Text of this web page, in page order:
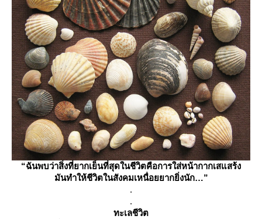
“ฉันพบว่าสิ่งที่ยากเย็นที่สุดในชีวิตคือการใส่หน้ากากเสแสร้ง
มันทำให้ชีวิตในสังคมเหนื่อยยากยิ่งนัก…”
.
.
ทะเลชีวิต